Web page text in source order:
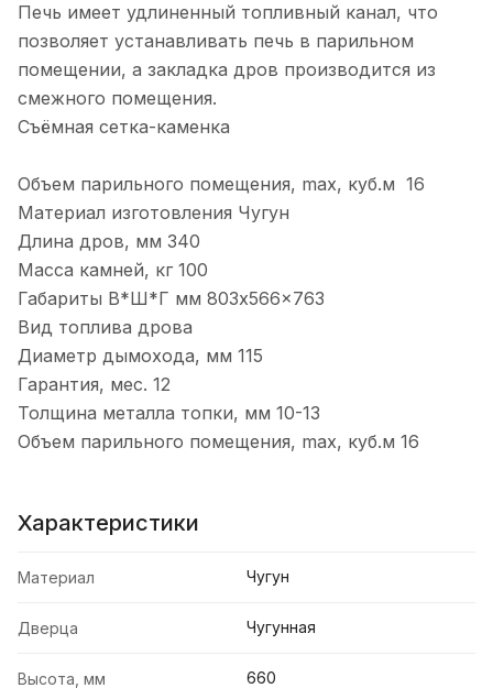
Печь имеет удлиненный топливный канал, что
позволяет устанавливать печь в парильном
помещении, а закладка дров производится из
смежного помещения.
Съёмная сетка-каменка
Объем парильного помещения, max, куб.м 16
Материал изготовления Чугун
Длина дров, мм 340
Масса камней, кг 100
Габариты В*Ш*Г мм 803x566x763
Вид топлива дрова
Диаметр дымохода, мм 115
Гарантия, мес. 12
Толщина металла топки, мм 10-13
Объем парильного помещения, max, куб.м 16
Характеристики
Материал Чугун
Дверца Чугунная
Высота, мм 660